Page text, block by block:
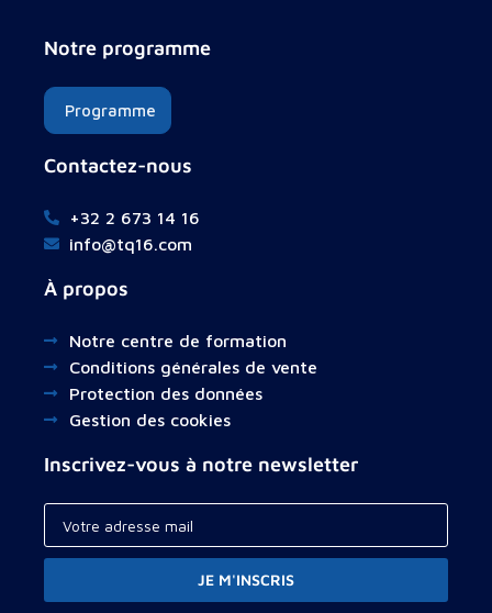
Notre programme
Programme
Contactez-nous
+32 2 673 14 16
info@tq16.com
À propos
Notre centre de formation
Conditions générales de vente
Protection des données
Gestion des cookies
Inscrivez-vous à notre newsletter
JE M'INSCRIS